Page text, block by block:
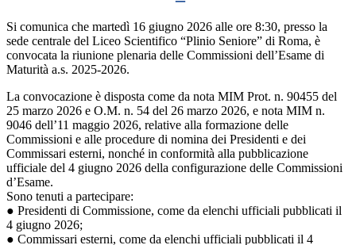
Si comunica che martedì 16 giugno 2026 alle ore 8:30, presso la
sede centrale del Liceo Scientifico “Plinio Seniore” di Roma, è
convocata la riunione plenaria delle Commissioni dell’Esame di
Maturità a.s. 2025-2026.
La convocazione è disposta come da nota MIM Prot. n. 90455 del
25 marzo 2026 e O.M. n. 54 del 26 marzo 2026, e nota MIM n.
9046 dell’11 maggio 2026, relative alla formazione delle
Commissioni e alle procedure di nomina dei Presidenti e dei
Commissari esterni, nonché in conformità alla pubblicazione
ufficiale del 4 giugno 2026 della configurazione delle Commissioni
d’Esame.
Sono tenuti a partecipare:
● Presidenti di Commissione, come da elenchi ufficiali pubblicati il
4 giugno 2026;
● Commissari esterni, come da elenchi ufficiali pubblicati il 4